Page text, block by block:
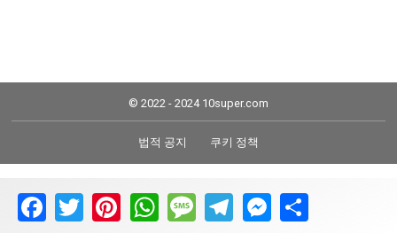
© 2022 - 2024 10super.com
법적 공지 쿠키 정책
Facebook
Twitter PinterestWhatsAppMessageTelegramMessenger